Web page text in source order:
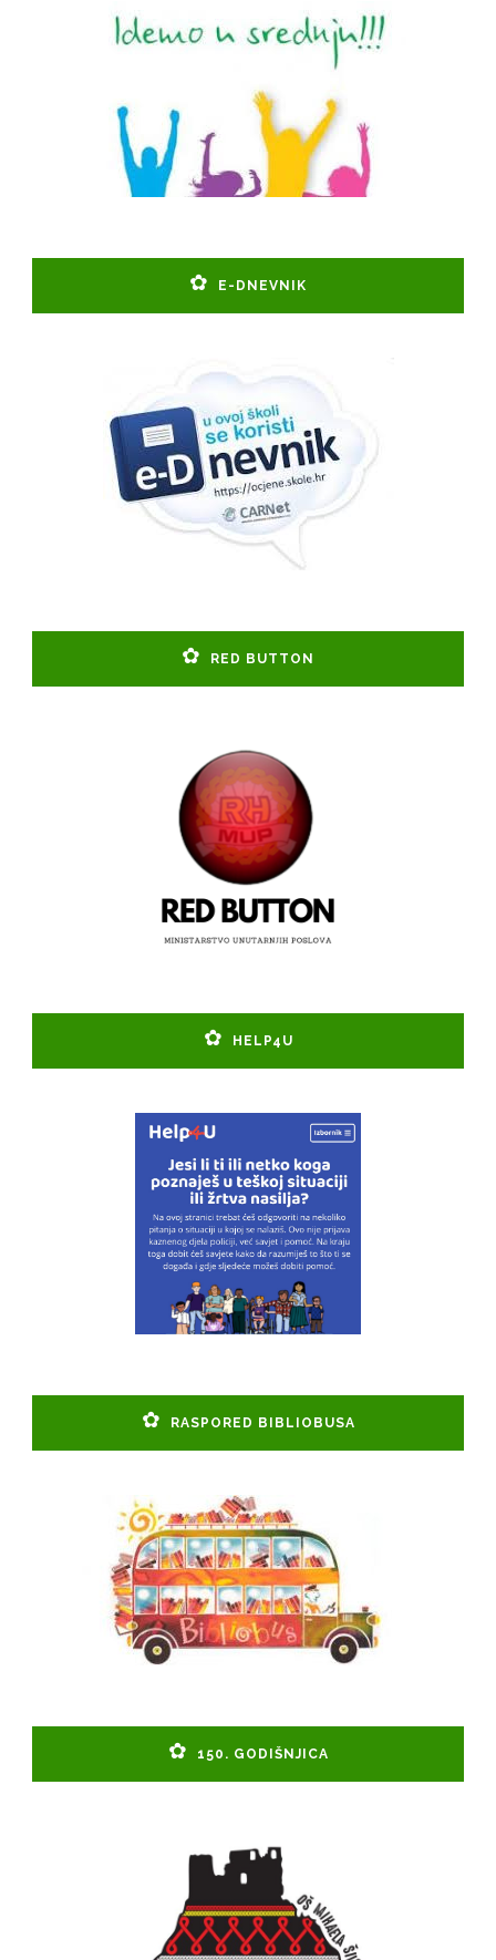
E-DNEVNIK
RED BUTTON
HELP4U
RASPORED BIBLIOBUSA
150. GODIŠNJICA